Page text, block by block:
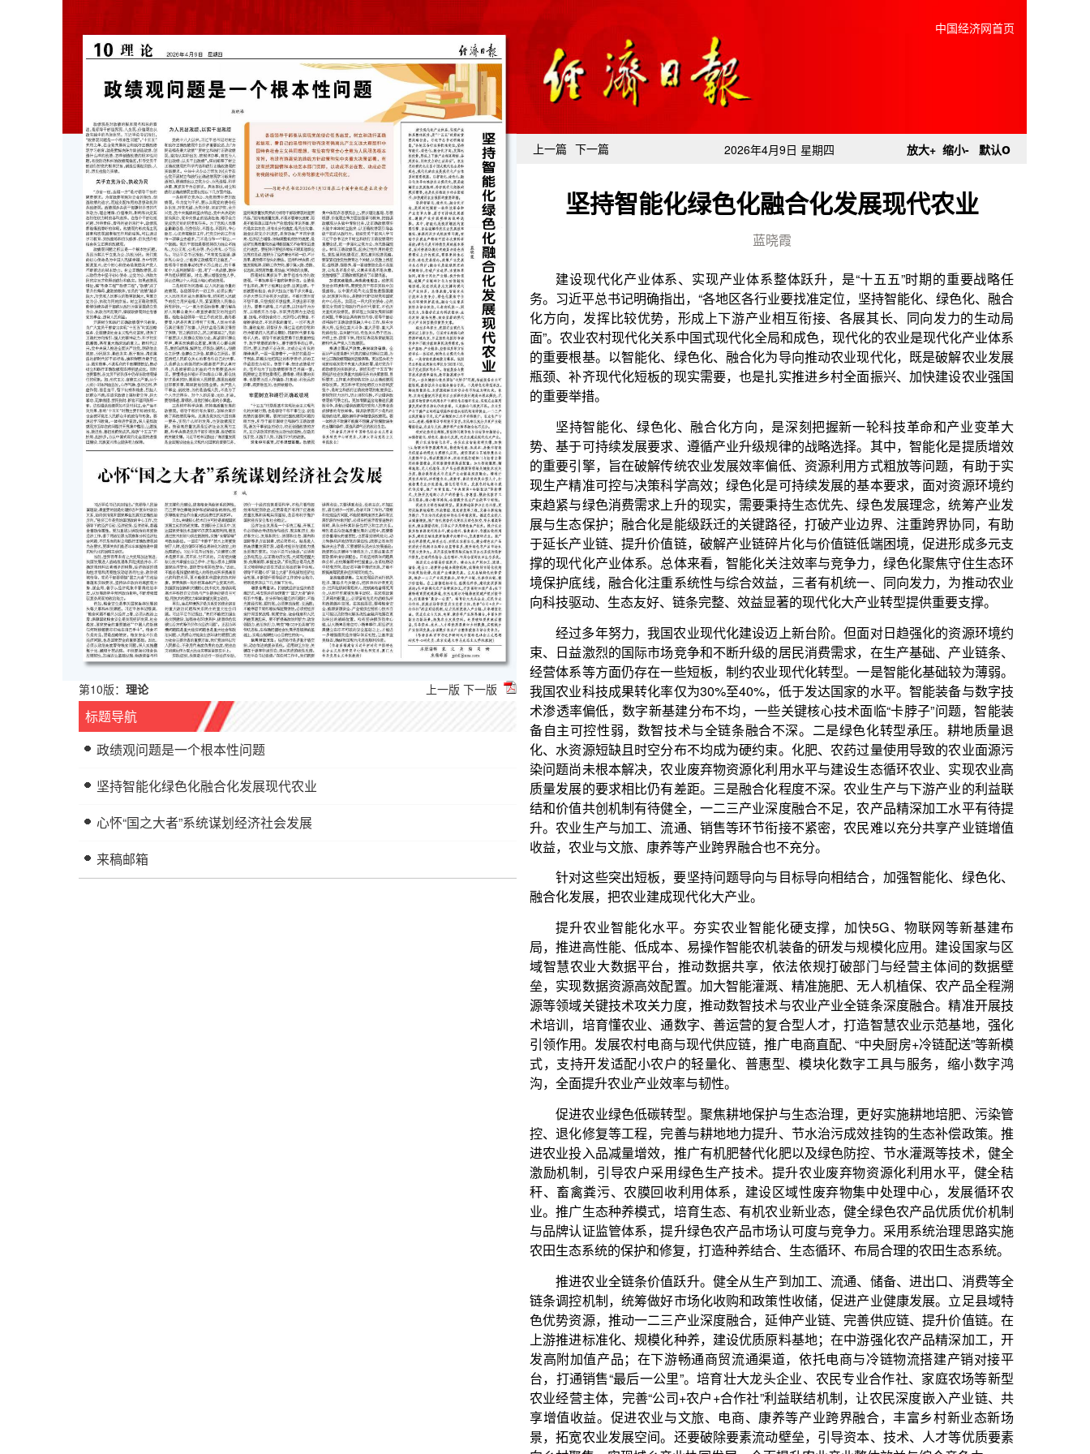
第10版： 理论 上一版 下一版
标题导航
政绩观问题是一个根本性问题
坚持智能化绿色化融合化发展现代农业
心怀“国之大者”系统谋划经济社会发展
来稿邮箱
中国经济网首页
上一篇 下一篇 2026年4月9日 星期四 放大+ 缩小- 默认o
坚持智能化绿色化融合化发展现代农业
蓝晓霞
建设现代化产业体系、实现产业体系整体跃升，是“十五五”时期的重要战略任
务。习近平总书记明确指出，“各地区各行业要找准定位，坚持智能化、绿色化、融合
化方向，发挥比较优势，形成上下游产业相互衔接、各展其长、同向发力的生动局
面”。农业农村现代化关系中国式现代化全局和成色，现代化的农业是现代化产业体系
的重要根基。以智能化、绿色化、融合化为导向推动农业现代化，既是破解农业发展
瓶颈、补齐现代化短板的现实需要，也是扎实推进乡村全面振兴、加快建设农业强国
的重要举措。
坚持智能化、绿色化、融合化方向，是深刻把握新一轮科技革命和产业变革大
势、基于可持续发展要求、遵循产业升级规律的战略选择。其中，智能化是提质增效
的重要引擎，旨在破解传统农业发展效率偏低、资源利用方式粗放等问题，有助于实
现生产精准可控与决策科学高效；绿色化是可持续发展的基本要求，面对资源环境约
束趋紧与绿色消费需求上升的现实，需要秉持生态优先、绿色发展理念，统筹产业发
展与生态保护；融合化是能级跃迁的关键路径，打破产业边界、注重跨界协同，有助
于延长产业链、提升价值链，破解产业链碎片化与价值链低端困境，促进形成多元支
撑的现代化产业体系。总体来看，智能化关注效率与竞争力，绿色化聚焦守住生态环
境保护底线，融合化注重系统性与综合效益，三者有机统一、同向发力，为推动农业
向科技驱动、生态友好、链条完整、效益显著的现代化大产业转型提供重要支撑。
经过多年努力，我国农业现代化建设迈上新台阶。但面对日趋强化的资源环境约
束、日益激烈的国际市场竞争和不断升级的居民消费需求，在生产基础、产业链条、
经营体系等方面仍存在一些短板，制约农业现代化转型。一是智能化基础较为薄弱。
我国农业科技成果转化率仅为30%至40%，低于发达国家的水平。智能装备与数字技
术渗透率偏低，数字新基建分布不均，一些关键核心技术面临“卡脖子”问题，智能装
备自主可控性弱，数智技术与全链条融合不深。二是绿色化转型承压。耕地质量退
化、水资源短缺且时空分布不均成为硬约束。化肥、农药过量使用导致的农业面源污
染问题尚未根本解决，农业废弃物资源化利用水平与建设生态循环农业、实现农业高
质量发展的要求相比仍有差距。三是融合化程度不深。农业生产与下游产业的利益联
结和价值共创机制有待健全，一二三产业深度融合不足，农产品精深加工水平有待提
升。农业生产与加工、流通、销售等环节衔接不紧密，农民难以充分共享产业链增值
收益，农业与文旅、康养等产业跨界融合也不充分。
针对这些突出短板，要坚持问题导向与目标导向相结合，加强智能化、绿色化、
融合化发展，把农业建成现代化大产业。
提升农业智能化水平。夯实农业智能化硬支撑，加快5G、物联网等新基建布
局，推进高性能、低成本、易操作智能农机装备的研发与规模化应用。建设国家与区
域智慧农业大数据平台，推动数据共享，依法依规打破部门与经营主体间的数据壁
垒，实现数据资源高效配置。加大智能灌溉、精准施肥、无人机植保、农产品全程溯
源等领域关键技术攻关力度，推动数智技术与农业产业全链条深度融合。精准开展技
术培训，培育懂农业、通数字、善运营的复合型人才，打造智慧农业示范基地，强化
引领作用。发展农村电商与现代供应链，推广电商直配、“中央厨房+冷链配送”等新模
式，支持开发适配小农户的轻量化、普惠型、模块化数字工具与服务，缩小数字鸿
沟，全面提升农业产业效率与韧性。
促进农业绿色低碳转型。聚焦耕地保护与生态治理，更好实施耕地培肥、污染管
控、退化修复等工程，完善与耕地地力提升、节水治污成效挂钩的生态补偿政策。推
进农业投入品减量增效，推广有机肥替代化肥以及绿色防控、节水灌溉等技术，健全
激励机制，引导农户采用绿色生产技术。提升农业废弃物资源化利用水平，健全秸
秆、畜禽粪污、农膜回收利用体系，建设区域性废弃物集中处理中心，发展循环农
业。推广生态种养模式，培育生态、有机农业新业态，健全绿色农产品优质优价机制
与品牌认证监管体系，提升绿色农产品市场认可度与竞争力。采用系统治理思路实施
农田生态系统的保护和修复，打造种养结合、生态循环、布局合理的农田生态系统。
推进农业全链条价值跃升。健全从生产到加工、流通、储备、进出口、消费等全
链条调控机制，统筹做好市场化收购和政策性收储，促进产业健康发展。立足县域特
色优势资源，推动一二三产业深度融合，延伸产业链、完善供应链、提升价值链。在
上游推进标准化、规模化种养，建设优质原料基地；在中游强化农产品精深加工，开
发高附加值产品；在下游畅通商贸流通渠道，依托电商与冷链物流搭建产销对接平
台，打通销售“最后一公里”。培育壮大龙头企业、农民专业合作社、家庭农场等新型
农业经营主体，完善“公司+农户+合作社”利益联结机制，让农民深度嵌入产业链、共
享增值收益。促进农业与文旅、电商、康养等产业跨界融合，丰富乡村新业态新场
景，拓宽农业发展空间。还要破除要素流动壁垒，引导资本、技术、人才等优质要素
（作者系北京市习近平新时代中国特色社会主义思想研究中心研究员、北京交通
大学马克思主义学院教授）